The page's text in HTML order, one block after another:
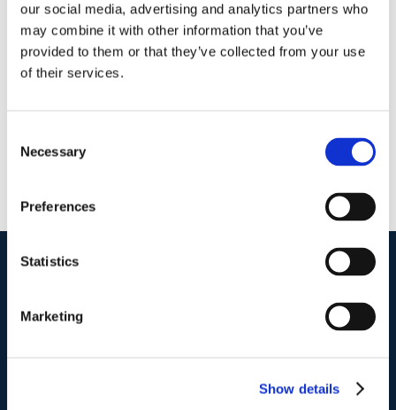
our social media, advertising and analytics partners who
may combine it with other information that you’ve
provided to them or that they’ve collected from your use
of their services.
Selection
Necessary
Preferences
Statistics
Marketing
Show details
25 Luglio 2012 | Articoli, Locazioni e condominio |
Commenti
Continua a leggere